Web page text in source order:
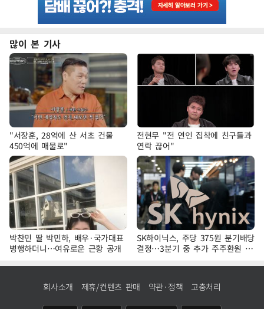
많이 본 기사
"서장훈, 28억에 산 서초 건물
450억에 매물로"
전현무 "전 연인 집착에 친구들과
연락 끊어"
박찬민 딸 박민하, 배우·국가대표
병행하더니…여유로운 근황 공개
SK하이닉스, 주당 375원 분기배당
결정…3분기 중 추가 주주환원 발
표
회사소개 제휴/컨텐츠 판매 약관·정책 고충처리